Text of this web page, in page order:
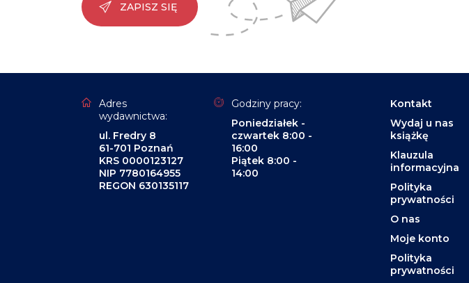
ZAPISZ SIĘ
Adres
wydawnictwa:
ul. Fredry 8
61-701 Poznań
KRS 0000123127
NIP 7780164955
REGON 630135117
Godziny pracy:
Poniedziałek -
czwartek 8:00 -
16:00
Piątek 8:00 -
14:00
Kontakt
Wydaj u nas
książkę
Klauzula
informacyjna
Polityka
prywatności
O nas
Moje konto
Polityka
prywatności